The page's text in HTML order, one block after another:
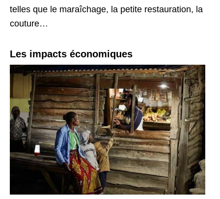
telles que le maraîchage, la petite restauration, la
couture…
Les impacts économiques